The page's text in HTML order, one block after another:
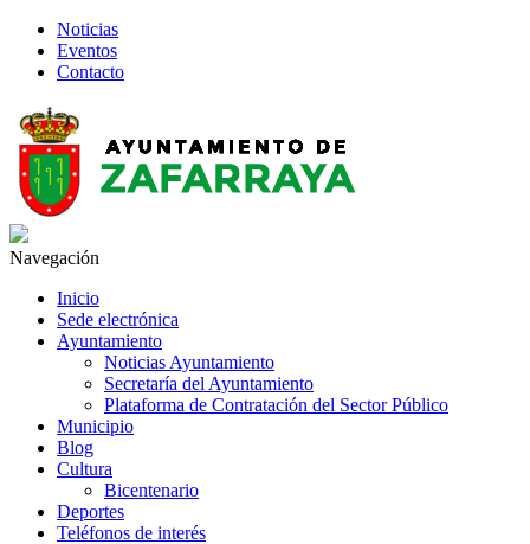
Noticias
Eventos
Contacto
Navegación
Inicio
Sede electrónica
Ayuntamiento
Noticias Ayuntamiento
Secretaría del Ayuntamiento
Plataforma de Contratación del Sector Público
Municipio
Blog
Cultura
Bicentenario
Deportes
Teléfonos de interés